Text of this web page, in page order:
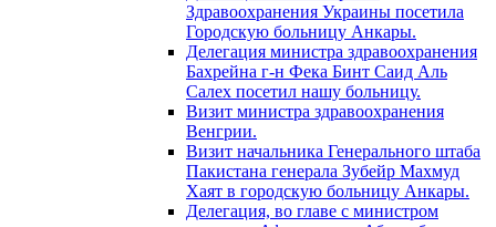
Здравоохранения Украины посетила
Городскую больницу Анкары.
Делегация министра здравоохранения
Бахрейна г-н Фека Бинт Саид Аль
Салех посетил нашу больницу.
Визит министра здравоохранения
Венгрии.
Визит начальника Генерального штаба
Пакистана генерала Зубейр Махмуд
Хаят в городскую больницу Анкары.
Делегация, во главе с министром